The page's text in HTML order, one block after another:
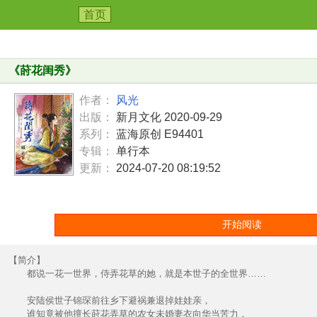
首页
《莳花闺秀》
作者：
风光
出版：
新月文化 2020-09-29
系列：
蓝海原创 E94401
专辑：
单行本
更新：
2024-07-20 08:19:52
开始阅读
【简介】
都说一花一世界，侍弄花草的她，就是本世子的全世界……
安陆侯世子锦琛前往乡下避祸兼退掉娃娃亲，
谁知竟被他擅长莳花弄草的农女未婚妻衣向华当苦力，